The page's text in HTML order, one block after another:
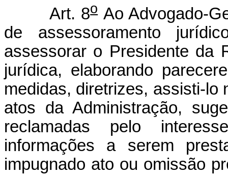
Art. 8o Ao Advogado-
de assessoramento
assessorar o Presidente da
jurídica, elaborando
medidas, diretrizes, assisti-lo
atos da Administração,
reclamadas pelo
informações a serem
impugnado ato ou omissão